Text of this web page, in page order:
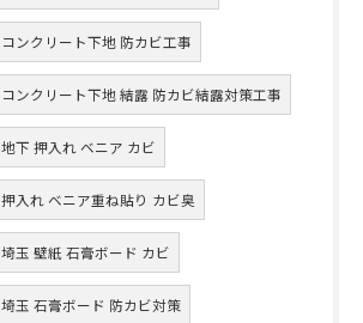
コンクリート下地 防カビ工事
コンクリート下地 結露 防カビ結露対策工事
地下 押入れ ベニア カビ
押入れ ベニア重ね貼り カビ臭
埼玉 壁紙 石膏ボード カビ
埼玉 石膏ボード 防カビ対策